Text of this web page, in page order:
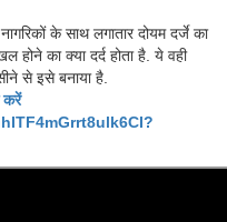
के साथ लगातार दोयम दर्जे का
का क्या दर्द होता है. ये वही
से इसे बनाया है.
करें